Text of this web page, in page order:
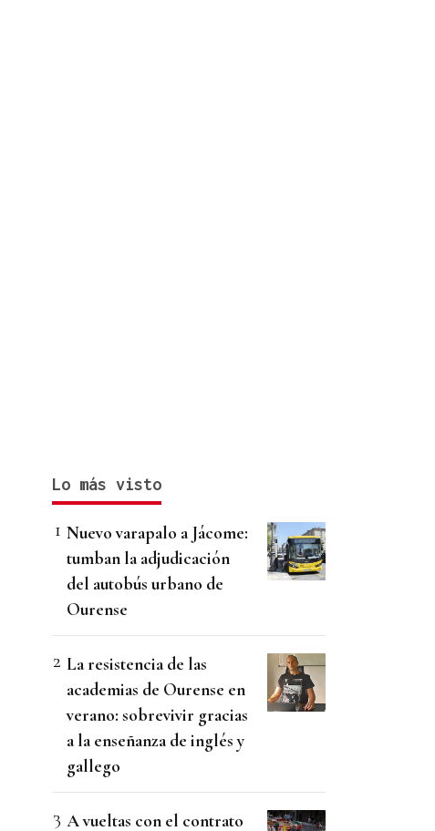
Lo más visto
Nuevo varapalo a Jácome:
tumban la adjudicación
del autobús urbano de
Ourense
La resistencia de las
academias de Ourense en
verano: sobrevivir gracias
a la enseñanza de inglés y
gallego
A vueltas con el contrato